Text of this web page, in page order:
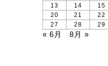
13
14 15
20
21 22
27
28 29
« 6月 8月 »